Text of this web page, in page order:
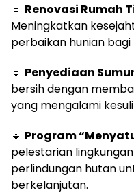
🔹 Renovasi Rumah
Meningkatkan
perbaikan hunian
🔹 Penyediaan
bersih dengan
yang mengalami
🔹 Program
pelestarian
perlindungan hutan
berkelanjutan.